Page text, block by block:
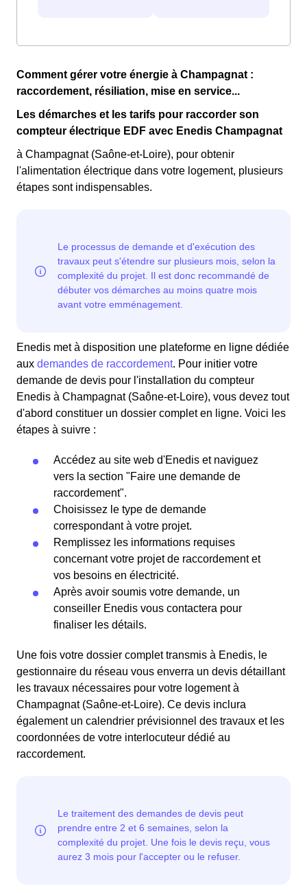
Comment gérer votre énergie à Champagnat :
raccordement, résiliation, mise en service...
Les démarches et les tarifs pour raccorder son
compteur électrique EDF avec Enedis Champagnat
à Champagnat (Saône-et-Loire), pour obtenir
l'alimentation électrique dans votre logement, plusieurs
étapes sont indispensables.
Enedis met à disposition une plateforme en ligne dédiée
aux demandes de raccordement. Pour initier votre
demande de devis pour l'installation du compteur
Enedis à Champagnat (Saône-et-Loire), vous devez tout
d'abord constituer un dossier complet en ligne. Voici les
étapes à suivre :
Accédez au site web d'Enedis et naviguez
vers la section "Faire une demande de
raccordement".
Choisissez le type de demande
correspondant à votre projet.
Remplissez les informations requises
concernant votre projet de raccordement et
vos besoins en électricité.
Après avoir soumis votre demande, un
conseiller Enedis vous contactera pour
finaliser les détails.
Une fois votre dossier complet transmis à Enedis, le
gestionnaire du réseau vous enverra un devis détaillant
les travaux nécessaires pour votre logement à
Champagnat (Saône-et-Loire). Ce devis inclura
également un calendrier prévisionnel des travaux et les
coordonnées de votre interlocuteur dédié au
raccordement.